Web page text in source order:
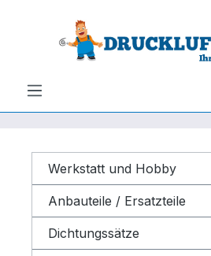
Hauptinhalt springen
Zur Suche springen
Werkstatt und Hobby
Anbauteile / Ersatzteile
Dichtungssätze